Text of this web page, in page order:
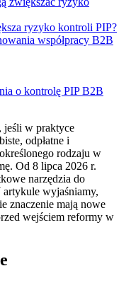
ryzyko kontroli PIP?
współpracy B2B
o kontrolę PIP B2B
jeśli w praktyce
odpłatne i
rodzaju w
Od 8 lipca 2026 r.
narzędzia do
artykule wyjaśniamy,
znaczenie mają nowe
wejściem reformy w